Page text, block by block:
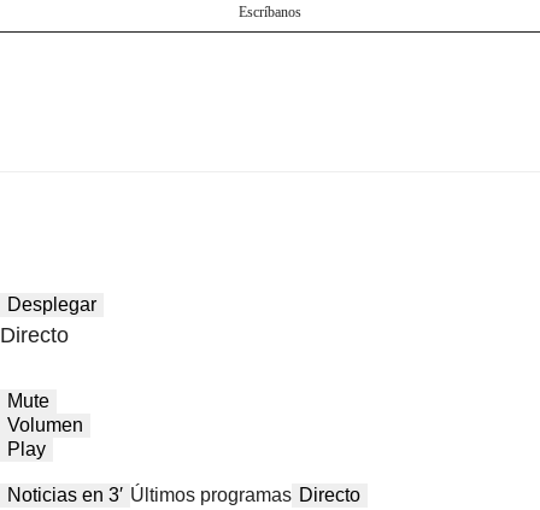
Escríbanos
Desplegar
Directo
Mute
Volumen
Play
Noticias en 3′ Últimos programas Directo